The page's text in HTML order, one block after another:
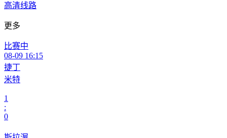
高清线路
更多
比赛中
08-09 16:15
捷丁
米特
1
:
0